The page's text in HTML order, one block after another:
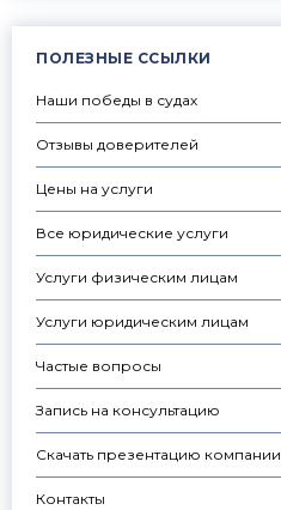
ПОЛЕЗНЫЕ ССЫЛКИ
Наши победы в судах
Отзывы доверителей
Цены на услуги
Все юридические услуги
Услуги физическим лицам
Услуги юридическим лицам
Частые вопросы
Запись на консультацию
Скачать презентацию компании
Контакты